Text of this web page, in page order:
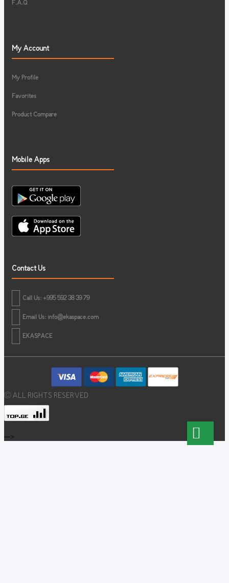
F.A.Q
My Account
My Profile
Favorites
Product Compare
Mobile Apps
Contact Us
Call Us: +995 592 38 39 79
Email Us: info@ekaspace.com
EKASPACE
© ALL RIGHTS RESERVED
-->